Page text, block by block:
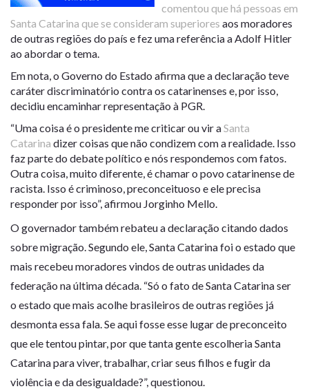
comentou que há pessoas em
Santa Catarina que se consideram superiores aos moradores
de outras regiões do país e fez uma referência a Adolf Hitler
ao abordar o tema.
Em nota, o Governo do Estado afirma que a declaração teve
caráter discriminatório contra os catarinenses e, por isso,
decidiu encaminhar representação à PGR.
“Uma coisa é o presidente me criticar ou vir a Santa
Catarina dizer coisas que não condizem com a realidade. Isso
faz parte do debate político e nós respondemos com fatos.
Outra coisa, muito diferente, é chamar o povo catarinense de
racista. Isso é criminoso, preconceituoso e ele precisa
responder por isso”, afirmou Jorginho Mello.
O governador também rebateu a declaração citando dados
sobre migração. Segundo ele, Santa Catarina foi o estado que
mais recebeu moradores vindos de outras unidades da
federação na última década. “Só o fato de Santa Catarina ser
o estado que mais acolhe brasileiros de outras regiões já
desmonta essa fala. Se aqui fosse esse lugar de preconceito
que ele tentou pintar, por que tanta gente escolheria Santa
Catarina para viver, trabalhar, criar seus filhos e fugir da
violência e da desigualdade?”, questionou.